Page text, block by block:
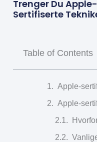
Trenger Du
Sertifiserte
Table of Contents
Apple-
Apple-